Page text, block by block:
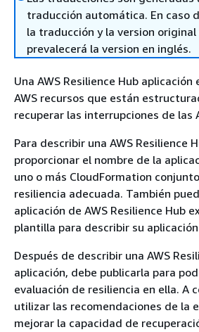
traducción automática. En caso
la traducción y la version original
prevalecerá la version en inglés.
Una AWS Resilience Hub
AWS recursos que están
recuperar las interrupciones de las
Para describir una AWS Resilience
proporcionar el nombre de la
uno o más CloudFormation
resiliencia adecuada. También
aplicación de AWS Resilience Hub
plantilla para describir su
Después de describir una AWS
aplicación, debe publicarla para
evaluación de resiliencia en ella. A
utilizar las recomendaciones de la
mejorar la capacidad de